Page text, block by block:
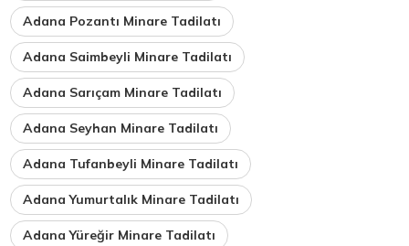
Adana Pozantı Minare Tadilatı
Adana Saimbeyli Minare Tadilatı
Adana Sarıçam Minare Tadilatı
Adana Seyhan Minare Tadilatı
Adana Tufanbeyli Minare Tadilatı
Adana Yumurtalık Minare Tadilatı
Adana Yüreğir Minare Tadilatı